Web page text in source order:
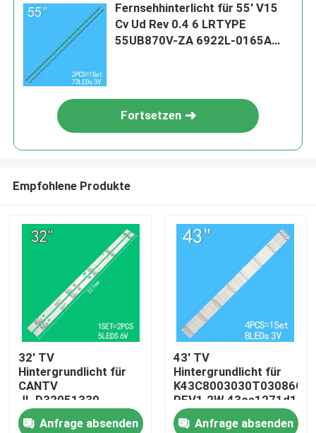
Fernsehhinterlicht für 55' V15
Cv Ud Rev 0.4 6 LRTYPE
55UB870V-ZA 6922L-0165A
Fortsetzen
Empfohlene Produkte
32' TV
Hintergrundlicht für
CANTV
JL.D32051330-
020AS-M
32HR332M05A1 V3
Anfrage absenden
43' TV
Hintergrundlicht für
K43C8003030T03086C9-
REV1.2W 43ce1271d1
Anfrage absenden